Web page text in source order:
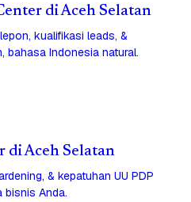
di Aceh Selatan
kualifikasi leads, &
Indonesia natural.
di Aceh Selatan
& kepatuhan UU PDP
bisnis Anda.